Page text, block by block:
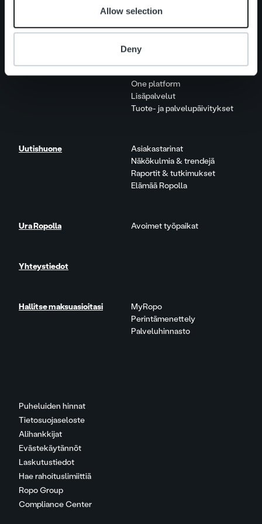
Allow selection
Deny
Puheluiden hinnat
Tietosuojaseloste
Alihankkijat
Evästekäytännöt
Laskutustiedot
Hae rahoituslimiittiä
Ropo Group
Compliance Center
Ihmiset ja kulttuurimme
One platform
Lisäpalvelut
Tuote- ja palvelupäivitykset
Uutishuone
Asiakastarinat
Näkökulmia & trendejä
Raportit & tutkimukset
Elämää Ropolla
Ura Ropolla Avoimet työpaikat
Yhteystiedot
Hallitse maksuasioitasi
MyRopo
Perintämenettely
Palveluhinnasto